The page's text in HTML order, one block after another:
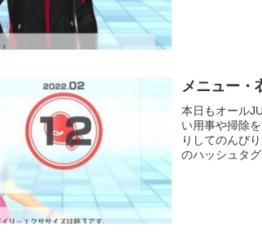
メニュー・
本日もオール
い用事や掃除
りしてのんび
のハッシュタ